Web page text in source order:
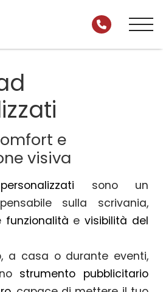
e
visiva
sono un
sulla scrivania,
funzionalità evisibilità del
a casa o durante eventi,
strumento pubblicitario